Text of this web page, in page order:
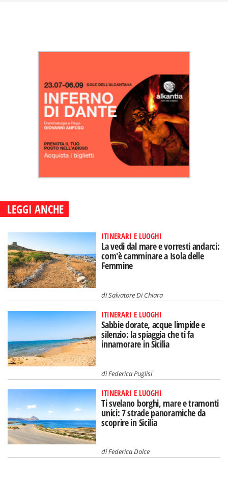
LEGGI ANCHE
ITINERARI E LUOGHI
La vedi dal mare e vorresti andarci:
com'è camminare a Isola delle
Femmine
diSalvatore Di Chiara
ITINERARI E LUOGHI
Sabbie dorate, acque limpide e
silenzio: la spiaggia che ti fa
innamorare in Sicilia
diFederica Puglisi
ITINERARI E LUOGHI
Ti svelano borghi, mare e tramonti
unici: 7 strade panoramiche da
scoprire in Sicilia
diFederica Dolce